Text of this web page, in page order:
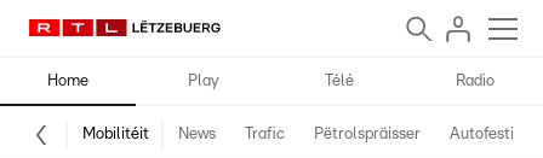
Home Play Télé Radio
Mobilitéit News Trafic Pëtrolspräisser Autofestival